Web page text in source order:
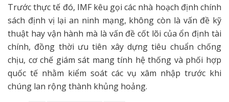
Trước thực tế đó, IMF kêu gọi các nhà hoạch định chính
sách định vị lại an ninh mạng, không còn là vấn đề kỹ
thuật hay vận hành mà là vấn đề cốt lõi của ổn định tài
chính, đồng thời ưu tiên xây dựng tiêu chuẩn chống
chịu, cơ chế giám sát mang tính hệ thống và phối hợp
quốc tế nhằm kiểm soát các vụ xâm nhập trước khi
chúng lan rộng thành khủng hoảng.